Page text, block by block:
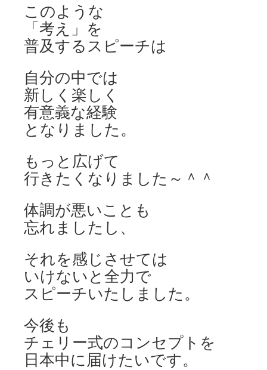
このような
「考え」を
普及するスピーチは
自分の中では
新しく楽しく
有意義な経験
となりました。
もっと広げて
行きたくなりました～＾＾
体調が悪いことも
忘れましたし、
それを感じさせては
いけないと全力で
スピーチいたしました。
今後も
チェリー式のコンセプトを
日本中に届けたいです。